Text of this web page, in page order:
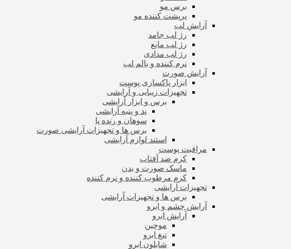
برس مو
پرپشت کننده مو
آرایش لب
رژ لب جامد
رژ لب مایع
رژ لب مدادی
نرم کننده و بالم لب
آرایش صورت
ابزار پاکسازی پوست
تجهیزات زیبایی و آرایشی
برس و ابزار آرایشی
پد و پنبه آرایشی
سوهان و رنده پا
برس ها و تجهیزات آرایشی صورت
استند لوازم آرایشی
مراقبت پوست
کرم ضد آفتاب
ماسک صورت و بدن
کرم مرطوب کننده و نرم کننده
تجهیزات آرایشی
برس ها و تجهیزات آرایشی
آرایش چشم و ابرو
آرایش ابرو
موچین
تیغ ابرو
شابلون ابرو